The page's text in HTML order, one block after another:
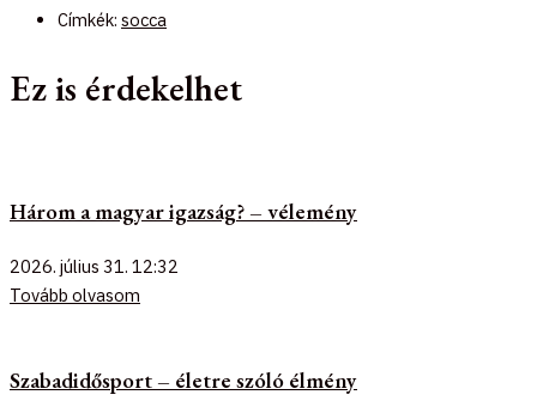
Címkék: socca
Ez is érdekelhet
Három a magyar igazság? – vélemény
2026. július 31. 12:32
Tovább olvasom
Szabadidősport – életre szóló élmény